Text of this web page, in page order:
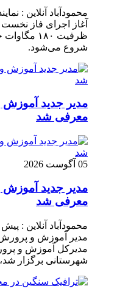
محمودآباد آنلاین :
ظرفیت ۱۸۰
شروع می‌شود.
مدیر جدید
معرفی شد
05 آگوست 2026
مدیر جدید
معرفی شد
محمودآباد آنلاین :
مدیر آموزش و پرورش
مدیرکل آموزش و
شهرستانی برگزار شد،